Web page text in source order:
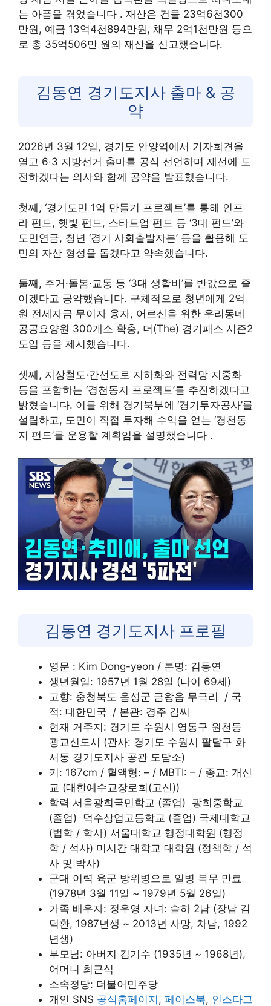
는 아픔을 겪었습니다 . 재산은 건물 23억6천300
만원, 예금 13억4천894만원, 채무 2억1천만원 등으
로 총 35억506만 원의 재산을 신고했습니다.
김동연 경기도지사 출마 & 공
약
2026년 3월 12일, 경기도 안양역에서 기자회견을
열고 6·3 지방선거 출마를 공식 선언하며 재선에 도
전하겠다는 의사와 함께 공약을 발표했습니다.
첫째, ‘경기도민 1억 만들기 프로젝트’를 통해 인프
라 펀드, 햇빛 펀드, 스타트업 펀드 등 ‘3대 펀드’와
도민연금, 청년 ‘경기 사회출발자본’ 등을 활용해 도
민의 자산 형성을 돕겠다고 약속했습니다.
둘째, 주거·돌봄·교통 등 ‘3대 생활비’를 반값으로 줄
이겠다고 공약했습니다. 구체적으로 청년에게 2억
원 전세자금 무이자 융자, 어르신을 위한 우리동네
공공요양원 300개소 확충, 더(The) 경기패스 시즌2
도입 등을 제시했습니다.
셋째, 지상철도·간선도로 지하화와 전력망 지중화
등을 포함하는 ‘경천동지 프로젝트’를 추진하겠다고
밝혔습니다. 이를 위해 경기북부에 ‘경기투자공사’를
설립하고, 도민이 직접 투자해 수익을 얻는 ‘경천동
지 펀드’를 운용할 계획임을 설명했습니다 .
김동연 경기도지사 프로필
영문 : Kim Dong-yeon / 본명: 김동연
생년월일: 1957년 1월 28일 (나이 69세)
고향: 충청북도 음성군 금왕읍 무극리 / 국
적: 대한민국 / 본관: 경주 김씨
현재 거주지: 경기도 수원시 영통구 원천동
광교신도시 (관사: 경기도 수원시 팔달구 화
서동 경기도지사 공관 도담소)
키: 167cm / 혈액형: – / MBTI: – / 종교: 개신
교 (대한예수교장로회(고신))
학력 서울광희국민학교 (졸업) 광희중학교
(졸업) 덕수상업고등학교 (졸업) 국제대학교
(법학 / 학사) 서울대학교 행정대학원 (행정
학 / 석사) 미시간 대학교 대학원 (정책학 / 석
사 및 박사)
군대 이력 육군 방위병으로 일병 복무 만료
(1978년 3월 11일 ~ 1979년 5월 26일)
가족 배우자: 정우영 자녀: 슬하 2남 (장남 김
덕환, 1987년생 ~ 2013년 사망, 차남, 1992
년생)
부모님: 아버지 김기수 (1935년 ~ 1968년),
어머니 최근식
소속정당: 더불어민주당
개인 SNS 공식홈페이지 , 페이스북, 인스타그